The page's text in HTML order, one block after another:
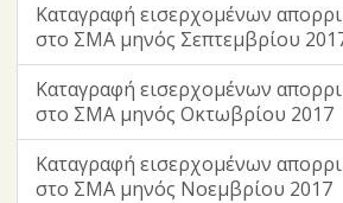
Καταγραφή εισερχομένων
στο ΣΜΑ μηνός Σεπτεμβρίου
Καταγραφή εισερχομένων
στο ΣΜΑ μηνός Οκτωβρίου 2017
Καταγραφή εισερχομένων
στο ΣΜΑ μηνός Νοεμβρίου 2017